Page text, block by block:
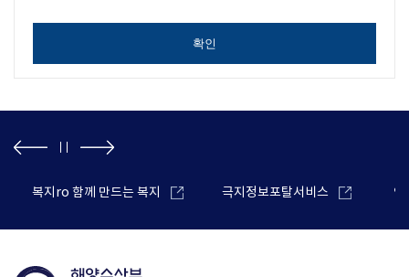
확인
복지ro 함께 만드는 복지 극지정보포탈서비스 안